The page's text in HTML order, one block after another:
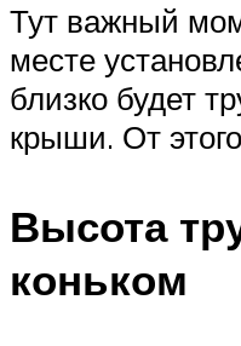
Тут важный
месте
близко будет
крыши. От
Высота
коньком